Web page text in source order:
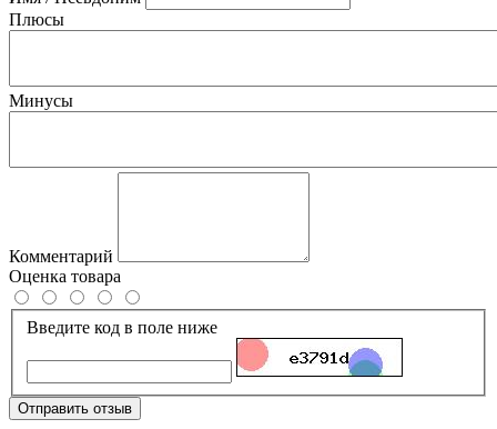
Плюсы
Минусы
Комментарий
Оценка товара
Введите код в поле ниже
Отправить отзыв